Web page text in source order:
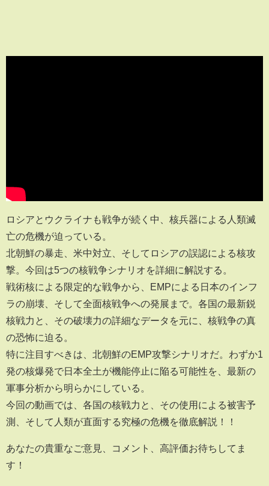
ロシアとウクライナも戦争が続く中、核兵器による人類滅
亡の危機が迫っている。
北朝鮮の暴走、米中対立、そしてロシアの誤認による核攻
撃。今回は5つの核戦争シナリオを詳細に解説する。
戦術核による限定的な戦争から、EMPによる日本のインフ
ラの崩壊、そして全面核戦争への発展まで。各国の最新鋭
核戦力と、その破壊力の詳細なデータを元に、核戦争の真
の恐怖に迫る。
特に注目すべきは、北朝鮮のEMP攻撃シナリオだ。わずか1
発の核爆発で日本全土が機能停止に陥る可能性を、最新の
軍事分析から明らかにしている。
今回の動画では、各国の核戦力と、その使用による被害予
測、そして人類が直面する究極の危機を徹底解説！！
あなたの貴重なご意見、コメント、高評価お待ちしてま
す！